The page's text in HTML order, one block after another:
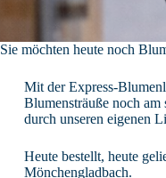
Sie möchten heute noch
Mit der Express-
Blumensträuße noch
durch unseren eigenen
Heute bestellt, heute
Mönchengladbach.